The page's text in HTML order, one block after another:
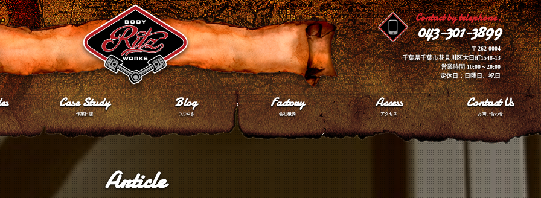
Contact by telephone.
043-301-3899
〒262-0004
千葉県千葉市花見川区大日町1548-13
営業時間 10:00～20:00
定休日：日曜日、祝日
Case Study
作業日誌
Blog
つぶやき
Factory
会社概要
Access
アクセス
Contact Us
お問い合わせ
Article